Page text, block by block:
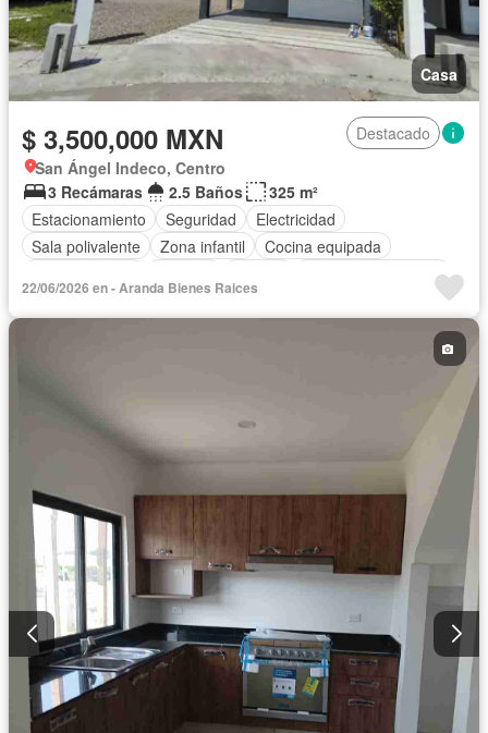
Casa
$ 3,500,000 MXN
Destacado
San Ángel Indeco, Centro
3 Recámaras
2.5 Baños
325 m²
Estacionamiento
Seguridad
Electricidad
Sala polivalente
Zona infantil
Cocina equipada
Caseta de vigilancia
Permite mascotas
Permite niños
22/06/2026 en - Aranda Bienes Raices